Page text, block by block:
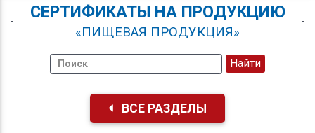
СЕРТИФИКАТЫ НА ПРОДУКЦИЮ
«ПИЩЕВАЯ ПРОДУКЦИЯ»
ВСЕ РАЗДЕЛЫ